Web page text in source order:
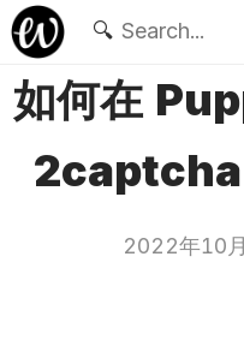
🔍
如何在
2022年10